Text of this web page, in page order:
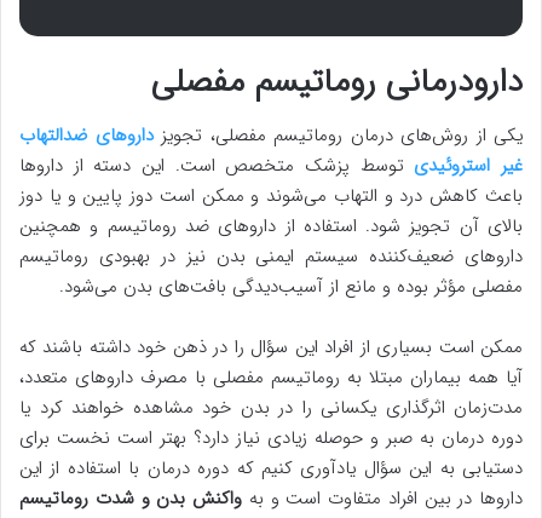
دارودرمانی روماتیسم مفصلی
یکی از روش‌های درمان روماتیسم مفصلی، تجویزداروهای ضدالتهاب
غیر استروئیدی توسط پزشک متخصص است. این دسته از داروها
باعث کاهش درد و التهاب می‌شوند و ممکن است دوز پایین و یا دوز
بالای آن تجویز شود. استفاده از داروهای ضد روماتیسم و همچنین
داروهای ضعیف‌کننده سیستم ایمنی بدن نیز در بهبودی روماتیسم
مفصلی مؤثر بوده و مانع از آسیب‌دیدگی بافت‌های بدن می‌شود.
ممکن است بسیاری از افراد این سؤال را در ذهن خود داشته باشند که
آیا همه بیماران مبتلا به روماتیسم مفصلی با مصرف داروهای متعدد،
مدت‌زمان اثرگذاری یکسانی را در بدن خود مشاهده خواهند کرد یا
دوره درمان به صبر و حوصله زیادی نیاز دارد؟ بهتر است نخست برای
دستیابی به این سؤال یادآوری کنیم که دوره درمان با استفاده از این
داروها در بین افراد متفاوت است و به واکنش بدن و شدت روماتیسم